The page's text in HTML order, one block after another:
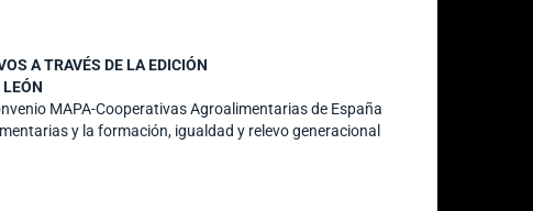
A TRAVÉS DE LA EDICIÓN
MAPA-Cooperativas Agroalimentarias de España
y la formación, igualdad y relevo generacional